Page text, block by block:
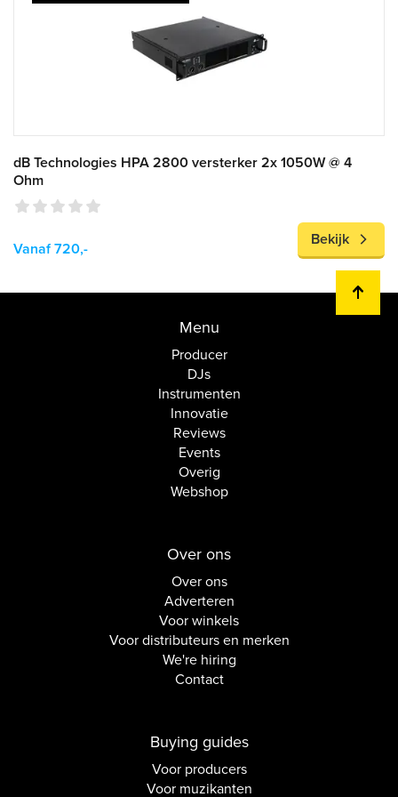
dB Technologies HPA 2800 versterker 2x 1050W @ 4
Ohm
Vanaf 720,-
Bekijk
Menu
Producer
DJs
Instrumenten
Innovatie
Reviews
Events
Overig
Webshop
Over ons
Over ons
Adverteren
Voor winkels
Voor distributeurs en merken
We're hiring
Contact
Buying guides
Voor producers
Voor muzikanten